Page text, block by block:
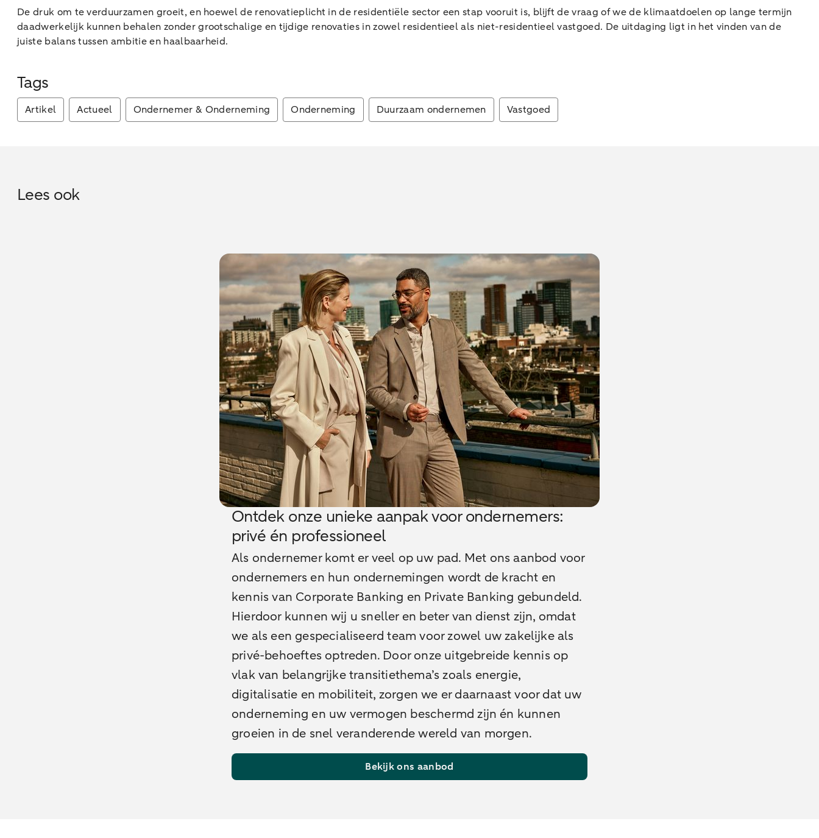
De druk om te verduurzamen groeit, en hoewel de renovatieplicht in de residentiële sector een stap vooruit is, blijft de vraag of we de klimaatdoelen op lange termijn
daadwerkelijk kunnen behalen zonder grootschalige en tijdige renovaties in zowel residentieel als niet-residentieel vastgoed. De uitdaging ligt in het vinden van de
juiste balans tussen ambitie en haalbaarheid.
Tags
Artikel Actueel Ondernemer & Onderneming Onderneming Duurzaam ondernemen Vastgoed
Lees ook
Ontdek onze unieke aanpak voor ondernemers:
privé én professioneel
Als ondernemer komt er veel op uw pad. Met ons aanbod voor
ondernemers en hun ondernemingen wordt de kracht en
kennis van Corporate Banking en Private Banking gebundeld.
Hierdoor kunnen wij u sneller en beter van dienst zijn, omdat
we als een gespecialiseerd team voor zowel uw zakelijke als
privé-behoeftes optreden. Door onze uitgebreide kennis op
vlak van belangrijke transitiethema’s zoals energie,
digitalisatie en mobiliteit, zorgen we er daarnaast voor dat uw
onderneming en uw vermogen beschermd zijn én kunnen
groeien in de snel veranderende wereld van morgen.
Bekijk ons aanbod